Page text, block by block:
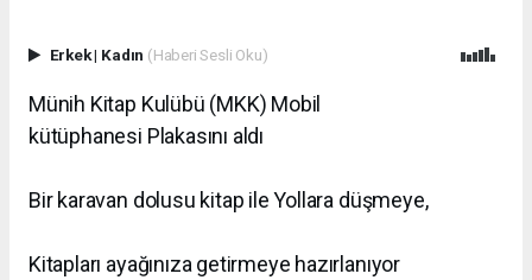
Erkek| Kadın (Haberi Sesli Oku)
Münih Kitap Kulübü (MKK) Mobil
kütüphanesi Plakasını aldı
Bir karavan dolusu kitap ileYollara düşmeye,
Kitapları ayağınıza getirmeye hazırlanıyor